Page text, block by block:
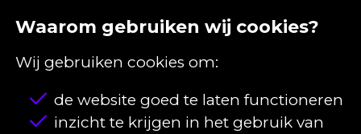
Waarom gebruiken wij cookies?
Wij gebruiken cookies om:
de website goed te laten functioneren
inzicht te krijgen in het gebruik van